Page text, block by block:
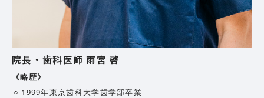
院長・歯科医師 雨宮 啓
《略歴》
1999年東京歯科大学歯学部卒業